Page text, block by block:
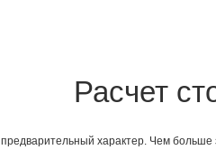
Расчет
предварительный характер. Чем больше